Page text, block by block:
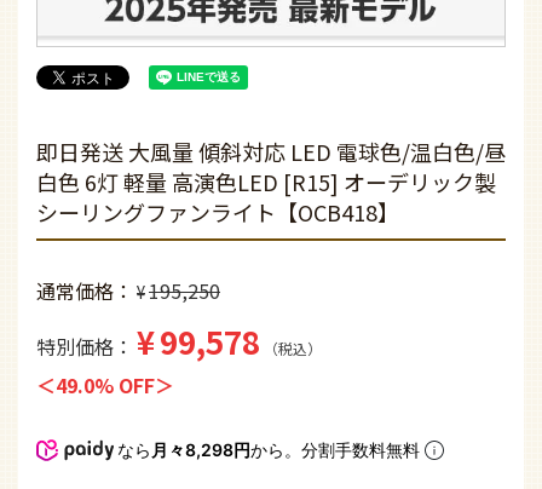
即日発送 大風量 傾斜対応 LED 電球色/温白色/昼
白色 6灯 軽量 高演色LED [R15] オーデリック製
シーリングファンライト【OCB418】
通常価格 ¥195,250
特別価格
¥99,578 税込
49.0% OFF
なら 月々8,298円から。分割手数料無料